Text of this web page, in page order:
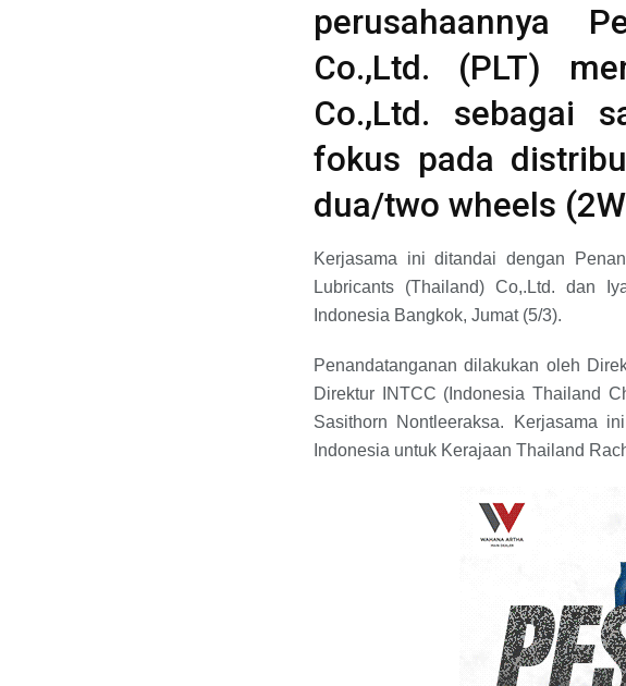
perusahaannya
Co.,Ltd. (PLT)
Co.,Ltd. sebagai
fokus pada
dua/two wheels
Kerjasama ini ditandai dengan
Lubricants (Thailand) Co,.Ltd. dan
Indonesia Bangkok, Jumat (5/3).
Penandatanganan dilakukan oleh
Direktur INTCC (Indonesia Thailand
Sasithorn Nontleeraksa. Kerjasama
Indonesia untuk Kerajaan Thailand